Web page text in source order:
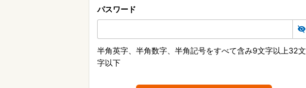
パスワード
半角英字、半角数字、半角記号をすべて含み9文字以上32文
字以下